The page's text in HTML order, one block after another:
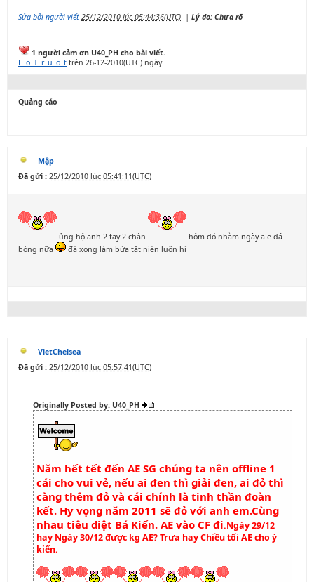
Sửa bởi người viết 25/12/2010 lúc 05:44:36(UTC) | Lý do: Chưa rõ
1 người cảm ơn U40_PH cho bài viết.
L_o_T_r_u_o_t trên 26-12-2010(UTC) ngày
Quảng cáo
Mập
Đã gửi : 25/12/2010 lúc 05:41:11(UTC)
ủng hộ anh 2 tay 2 chân
hôm đó nhằm ngày a e đá
bóng nữa
đá xong làm bữa tất niên luôn hĩ
VietChelsea
Đã gửi : 25/12/2010 lúc 05:57:41(UTC)
Originally Posted by: U40_PH
Năm hết tết đến AE SG chúng ta nên offline 1
cái cho vui vẻ, nếu ai đen thì giải đen, ai đỏ thì
càng thêm đỏ và cái chính là tinh thần đoàn
kết. Hy vọng năm 2011 sẽ đỏ với anh em.Cùng
nhau tiêu diệt Bá Kiến. AE vào CF đi.Ngày 29/12
hay Ngày 30/12 được kg AE? Trưa hay Chiều tối AE cho ý
kiến.